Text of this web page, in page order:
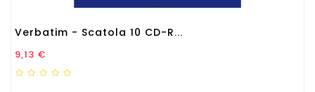
Verbatim - Scatola 10 CD-R...
Prezzo
9,13 €